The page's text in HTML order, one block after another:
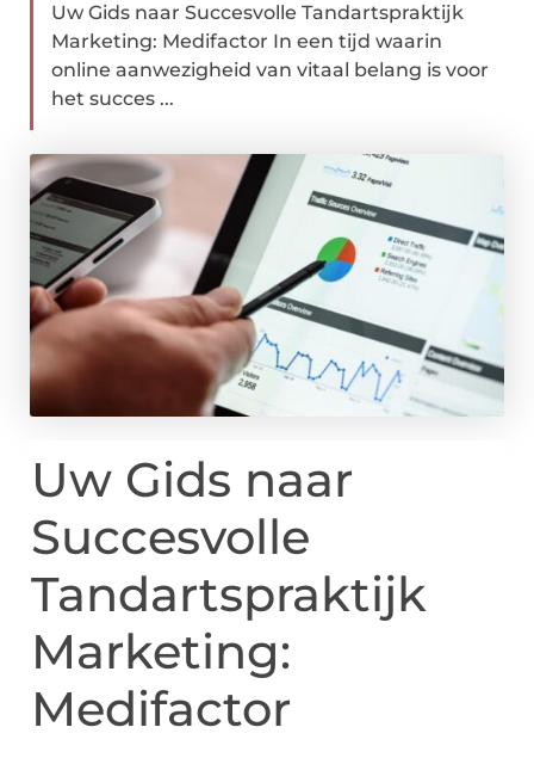
Uw Gids naar Succesvolle Tandartspraktijk
Marketing: Medifactor In een tijd waarin
online aanwezigheid van vitaal belang is voor
het succes ...
Uw Gids naar
Succesvolle
Tandartspraktijk
Marketing:
Medifactor